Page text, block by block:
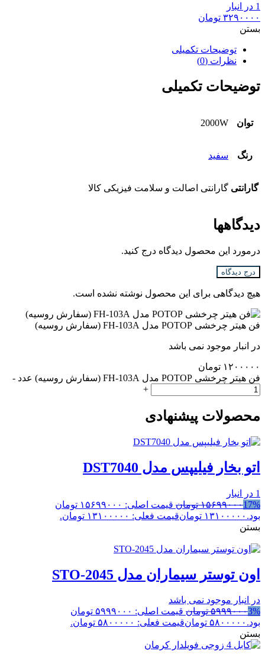
1 در انبار
۳۲۹۰۰۰۰ تومان
بستن
توضیحات تکمیلی
نظرات (0)
توضیحات تکمیلی
توان 2000W
رنگ سفید
گارانتی گارانتی اصالت و سلامت فیزیکی کالا
دیدگاهها
درمورد این محصول دیدگاه درج کنید.
درج دیدگاه
هیچ دیدگاهی برای این محصول نوشته نشده است.
فن هیتر چرخشی POTOP مدل FH-103A (سفارش روسیه)
در انبار موجود نمی باشد
۱۲۰۰۰۰۰ تومان
فن هیتر چرخشی POTOP مدل FH-103A (سفارش روسیه) عدد
-
+
محصولات پیشنهادی
اتو بخار فیلیپس مدل DST7040
1 در انبار
17%۱۵۶۹۹۰۰۰ تومان
قیمت اصلی: ۱۵۶۹۹۰۰۰ تومان
بود. ۱۳۱۰۰۰۰۰ تومانقیمت فعلی: ۱۳۱۰۰۰۰۰ تومان.
بستن
اون توستر سیماران مدل STO-2045
در انبار موجود نمی باشد
3%۵۹۹۹۰۰۰ تومان
قیمت اصلی: ۵۹۹۹۰۰۰ تومان
بود. ۵۸۰۰۰۰۰ تومانقیمت فعلی: ۵۸۰۰۰۰۰ تومان.
بستن